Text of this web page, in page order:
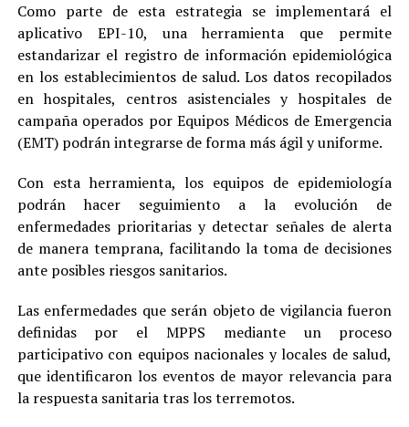
Como parte de esta estrategia se implementará el
aplicativo EPI-10, una herramienta que permite
estandarizar el registro de información epidemiológica
en los establecimientos de salud. Los datos recopilados
en hospitales, centros asistenciales y hospitales de
campaña operados por Equipos Médicos de Emergencia
(EMT) podrán integrarse de forma más ágil y uniforme.
Con esta herramienta, los equipos de epidemiología
podrán hacer seguimiento a la evolución de
enfermedades prioritarias y detectar señales de alerta
de manera temprana, facilitando la toma de decisiones
ante posibles riesgos sanitarios.
Las enfermedades que serán objeto de vigilancia fueron
definidas por el MPPS mediante un proceso
participativo con equipos nacionales y locales de salud,
que identificaron los eventos de mayor relevancia para
la respuesta sanitaria tras los terremotos.